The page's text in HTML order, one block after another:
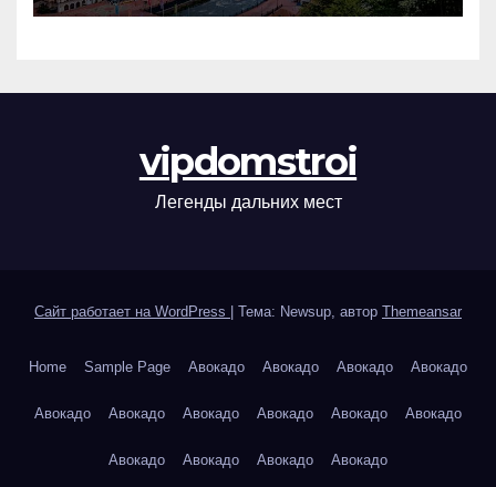
vipdomstroi
Легенды дальних мест
Сайт работает на WordPress Тема: Newsup, автор Themeansar
Home Sample Page Авокадо Авокадо Авокадо Авокадо
Авокадо Авокадо Авокадо Авокадо Авокадо Авокадо
Авокадо Авокадо Авокадо Авокадо